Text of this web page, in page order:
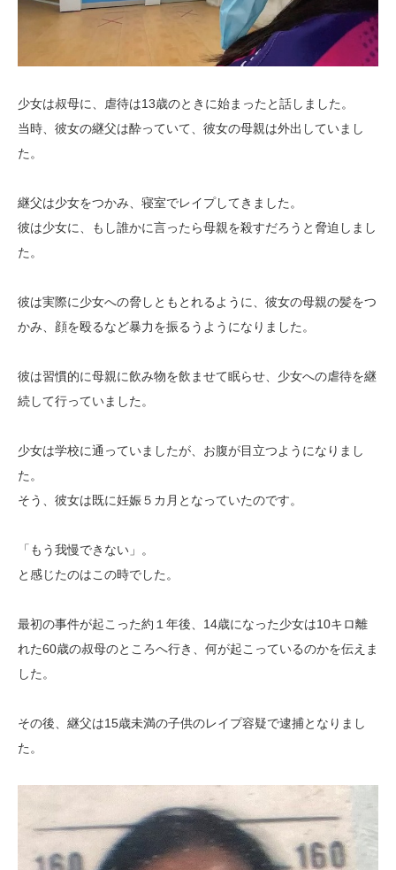
少女は叔母に、虐待は13歳のときに始まったと話しました。
当時、彼女の継父は酔っていて、彼女の母親は外出していまし
た。
継父は少女をつかみ、寝室でレイプしてきました。
彼は少女に、もし誰かに言ったら母親を殺すだろうと脅迫しまし
た。
彼は実際に少女への脅しともとれるように、彼女の母親の髪をつ
かみ、顔を殴るなど暴力を振るうようになりました。
彼は習慣的に母親に飲み物を飲ませて眠らせ、少女への虐待を継
続して行っていました。
少女は学校に通っていましたが、お腹が目立つようになりまし
た。
そう、彼女は既に妊娠５カ月となっていたのです。
「もう我慢できない」。
と感じたのはこの時でした。
最初の事件が起こった約１年後、14歳になった少女は10キロ離
れた60歳の叔母のところへ行き、何が起こっているのかを伝えま
した。
その後、継父は15歳未満の子供のレイプ容疑で逮捕となりまし
た。